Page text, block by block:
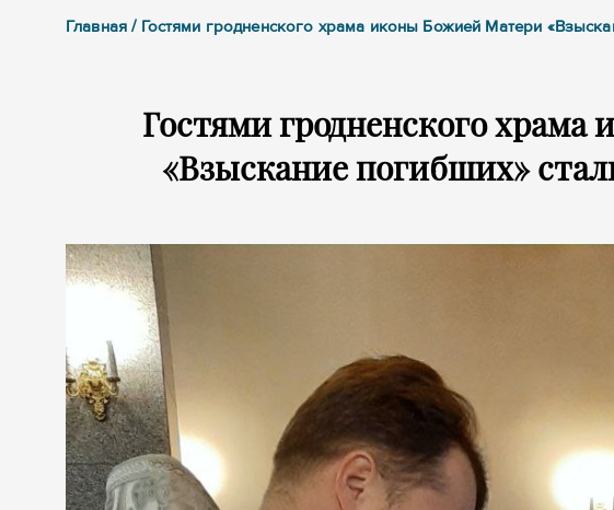
Главная / Гостями гродненского храма иконы Божией Матери
Гостями гродненского
«Взыскание погибших»